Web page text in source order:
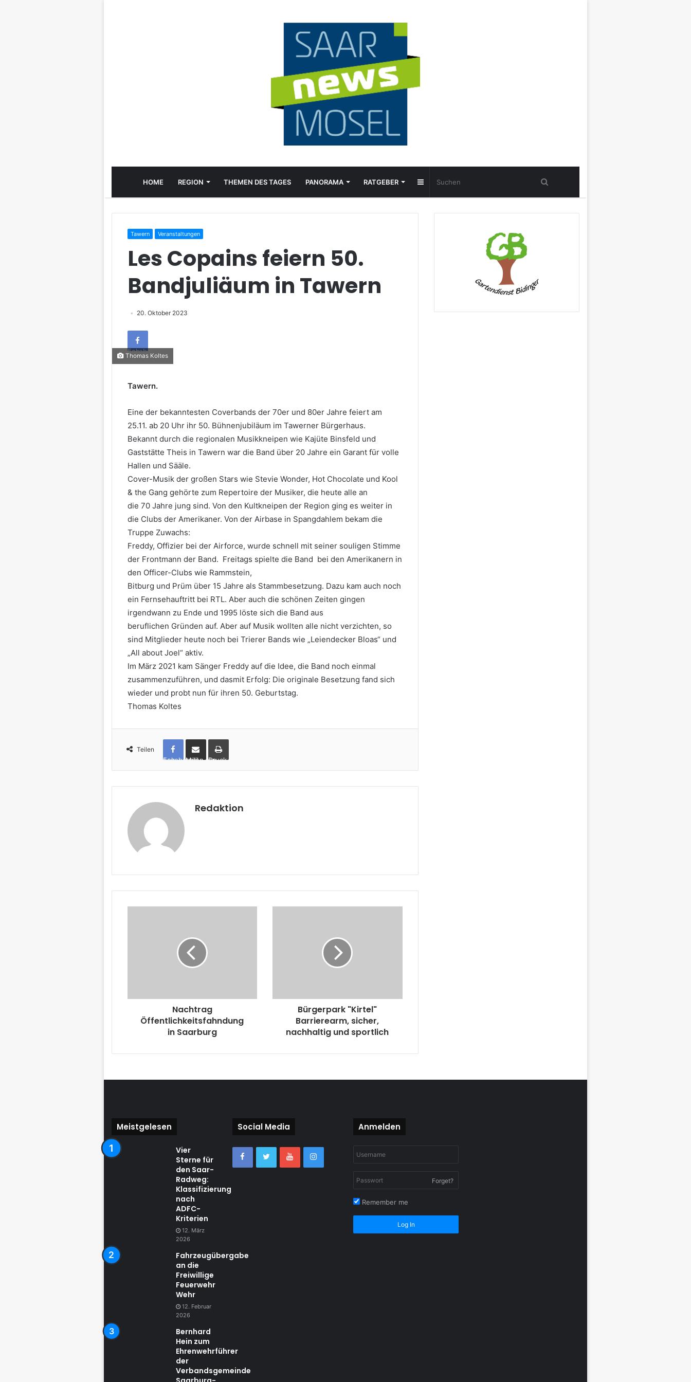
HOME REGION THEMEN DES TAGES PANORAMA RATGEBER Sidebar
Tawern Veranstaltungen
Les Copains feiern 50.
Bandjuliäum in Tawern
20. Oktober 2023
Facebook
Thomas Koltes
Tawern.
Eine der bekanntesten Coverbands der 70er und 80er Jahre feiert am
25.11. ab 20 Uhr ihr 50. Bühnenjubiläum im Tawerner Bürgerhaus.
Bekannt durch die regionalen Musikkneipen wie Kajüte Binsfeld und
Gaststätte Theis in Tawern war die Band über 20 Jahre ein Garant für volle
Hallen und Sääle.
Cover-Musik der großen Stars wie Stevie Wonder, Hot Chocolate und Kool
& the Gang gehörte zum Repertoire der Musiker, die heute alle an
die 70 Jahre jung sind. Von den Kultkneipen der Region ging es weiter in
die Clubs der Amerikaner. Von der Airbase in Spangdahlem bekam die
Truppe Zuwachs:
Freddy, Offizier bei der Airforce, wurde schnell mit seiner souligen Stimme
der Frontmann der Band. Freitags spielte die Band bei den Amerikanern in
den Officer-Clubs wie Rammstein,
Bitburg und Prüm über 15 Jahre als Stammbesetzung. Dazu kam auch noch
ein Fernsehauftritt bei RTL. Aber auch die schönen Zeiten gingen
irgendwann zu Ende und 1995 löste sich die Band aus
beruflichen Gründen auf. Aber auf Musik wollten alle nicht verzichten, so
sind Mitglieder heute noch bei Trierer Bands wie „Leiendecker Bloas“ und
„All about Joel“ aktiv.
Im März 2021 kam Sänger Freddy auf die Idee, die Band noch einmal
zusammenzuführen, und dasmit Erfolg: Die originale Besetzung fand sich
wieder und probt nun für ihren 50. Geburtstag.
Thomas Koltes
Teilen
Facebook per Mail teilen Drucken
Redaktion
Nachtrag
Öffentlichkeitsfahndung
in Saarburg
Bürgerpark "Kirtel"
Barrierearm, sicher,
nachhaltig und sportlich
Meistgelesen
Vier
Sterne für
den Saar-
Radweg:
Klassifizierung
nach
ADFC-
Kriterien
12. März
2026
Fahrzeugübergabe
an die
Freiwillige
Feuerwehr
Wehr
12. Februar
2026
Bernhard
Hein zum
Ehrenwehrführer
der
Verbandsgemeinde
Social Media Anmelden
Forget?
Remember me
Log In